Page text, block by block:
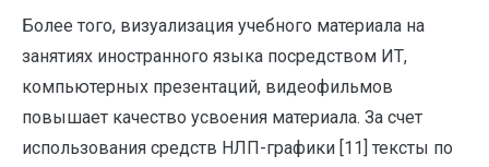
Более того, визуализация учебного материала на
занятиях иностранного языка посредством ИТ,
компьютерных презентаций, видеофильмов
повышает качество усвоения материала. За счет
использования средств НЛП-графики [11] тексты по